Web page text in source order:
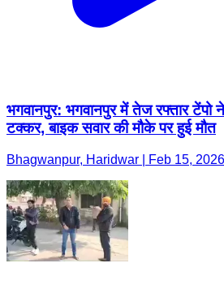
भगवानपुर: भगवानपुर में तेज रफ्तार टेंपो
टक्कर, बाइक सवार की मौके पर हुई मौत
Bhagwanpur, Haridwar | Feb 15, 2026